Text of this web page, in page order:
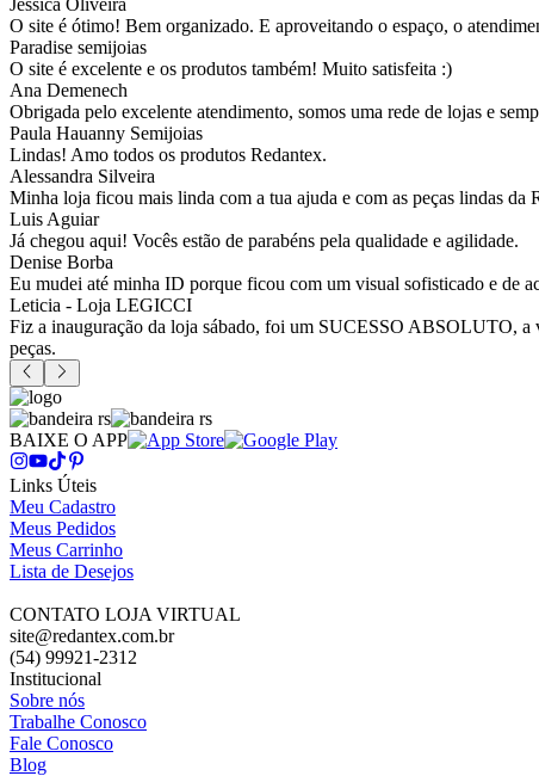
Jessica Oliveira
O site é ótimo! Bem organizado. E aproveitando o espaço, o
Paradise semijoias
O site é excelente e os produtos também! Muito satisfeita :)
Ana Demenech
Obrigada pelo excelente atendimento, somos uma rede de lojas e
Paula Hauanny Semijoias
Lindas! Amo todos os produtos Redantex.
Alessandra Silveira
Minha loja ficou mais linda com a tua ajuda e com as peças lindas da
Luis Aguiar
Já chegou aqui! Vocês estão de parabéns pela qualidade e agilidade.
Denise Borba
Eu mudei até minha ID porque ficou com um visual sofisticado e de
Leticia - Loja LEGICCI
Fiz a inauguração da loja sábado, foi um SUCESSO ABSOLUTO, a
peças.
BAIXE O APP
Links Úteis
Meu Cadastro
Meus Pedidos
Meus Carrinho
Lista de Desejos
CONTATO LOJA VIRTUAL
site@redantex.com.br
(54) 99921-2312
Institucional
Sobre nós
Trabalhe Conosco
Fale Conosco
Blog